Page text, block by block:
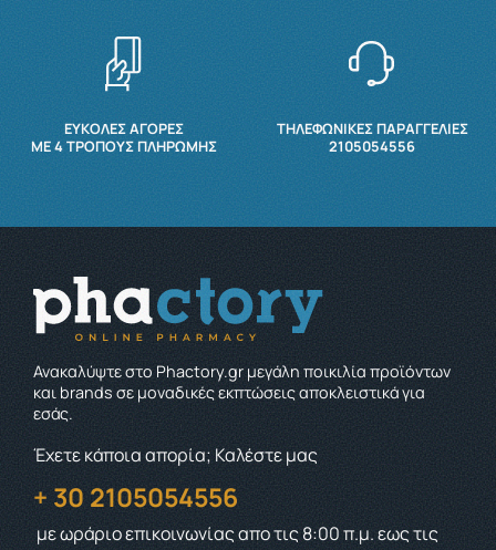
ΕΥΚΟΛΕΣ ΑΓΟΡΕΣ
ΜΕ 4 ΤΡΌΠΟΥΣ ΠΛΗΡΩΜΉΣ
ΤΗΛΕΦΩΝΙΚΕΣ ΠΑΡΑΓΓΕΛΙΕΣ
2105054556
Ανακαλύψτε στο Phactory.gr μεγάλη ποικιλία προϊόντων
και brands σε μοναδικές εκπτώσεις αποκλειστικά για
εσάς.
Έχετε κάποια απορία; Καλέστε μας
+ 30 2105054556
με ωράριο επικοινωνίαςαπο τις 8:00 π.μ. εως τις